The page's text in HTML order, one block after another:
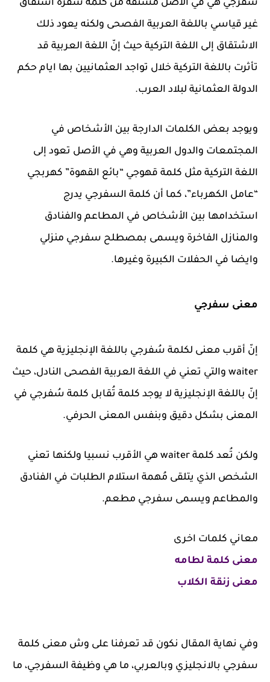
سفرجي هي في الاصل مُشتقة من كلمة سُفرة اشتقاق
غير قياسي باللغة العربية الفصحى ولكنه يعود ذلك
الاشتقاق إلى اللغة التركية حيث إنّ اللغة العربية قد
تأثرت باللغة التركية خلال تواجد العثمانيين بها ايام حكم
الدولة العثمانية لبلاد العرب.
ويوجد بعض الكلمات الدارجة بين الأشخاص في
المجتمعات والدول العربية وهي في الأصل تعود إلى
اللغة التركية مثل كلمة قهوجي “بائع القهوة” كهربجي
“عامل الكهرباء”، كما أن كلمة السفرجي يدرج
استخدامها بين الأشخاص في المطاعم والفنادق
والمنازل الفاخرة ويسمى بمصطلح سفرجي منزلي
وايضا في الحفلات الكبيرة وغيرها.
معنى سفرجي
إنّ أقرب معنى لكلمة سُفرجي باللغة الإنجليزية هي كلمة
waiter والتي تعني في اللغة العربية الفصحى النادل، حيث
إنّ باللغة الإنجليزية لا يوجد كلمة تُقابل كلمة سُفرجي في
المعنى بشكل دقيق وبنفس المعنى الحرفي.
ولكن تُعد كلمة waiter هي الأقرب نسبيا ولكنها تعني
الشخص الذي يتلقى مُهمة استلام الطلبات في الفنادق
والمطاعم ويسمى سفرجي مطعم.
معاني كلمات اخرى
معنى كلمة لطامه
معنى زنقة الكلاب
وفي نهاية المقال نكون قد تعرفنا على وش معنى كلمة
سفرجي بالانجليزي وبالعربي، ما هي وظيفة السفرجي، ما